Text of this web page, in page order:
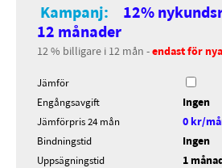
Kampanj:
12%
12 månader
12 % billigare i 12 mån - endast för
Jämför
Engångsavgift
Ingen
Jämförpris 24 mån 0 kr/
Bindningstid Ingen
Uppsägningstid 1 månad